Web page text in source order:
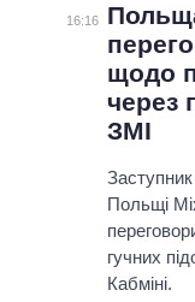
16:16
щодо
через
ЗМІ
Заступник
Польщі
гучних
Кабміні.